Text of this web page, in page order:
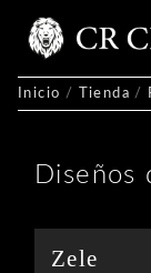
content
Inicio / Tienda /
Diseños
Zele